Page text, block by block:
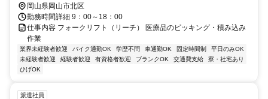
岡山県岡山市北区
勤務時間詳細 9：00～18：00
仕事内容 フォークリフト（リーチ） 医療品のピッキング・積み込み
作業
業界未経験者歓迎 バイク通勤OK 学歴不問 車通勤OK 固定時間制
平日のみOK
未経験者歓迎
経験者歓迎 有資格者歓迎 ブランクOK 交通費支給
寮・社宅あり
ひげOK
派遣社員